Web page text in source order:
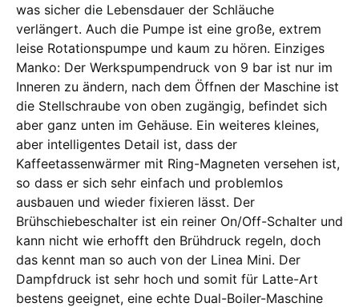
was sicher die Lebensdauer der Schläuche
verlängert. Auch die Pumpe ist eine große, extrem
leise Rotationspumpe und kaum zu hören. Einziges
Manko: Der Werkspumpendruck von 9 bar ist nur im
Inneren zu ändern, nach dem Öffnen der Maschine ist
die Stellschraube von oben zugängig, befindet sich
aber ganz unten im Gehäuse. Ein weiteres kleines,
aber intelligentes Detail ist, dass der
Kaffeetassenwärmer mit Ring-Magneten versehen ist,
so dass er sich sehr einfach und problemlos
ausbauen und wieder fixieren lässt. Der
Brühschiebeschalter ist ein reiner On/Off-Schalter und
kann nicht wie erhofft den Brühdruck regeln, doch
das kennt man so auch von der Linea Mini. Der
Dampfdruck ist sehr hoch und somit für Latte-Art
bestens geeignet, eine echte Dual-Boiler-Maschine